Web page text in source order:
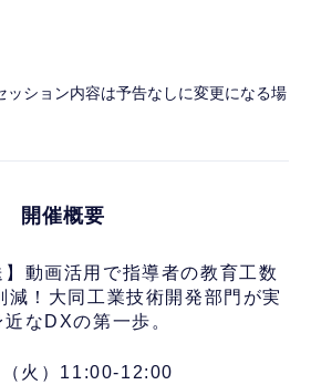
ション内容は予告なしに変更になる場
開催概要
】動画活用で指導者の教育工数
減！大同工業技術開発部門が実
なDXの第一歩。
火）11:00-12:00